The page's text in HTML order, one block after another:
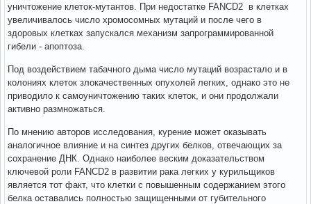
уничтожение клеток-мутантов. При недостатке FANCD2 в клетках
увеличивалось число хромосомных мутаций и после чего в
здоровых клетках запускался механизм запрограммированной
гибели - апоптоза.
Под воздействием табачного дыма число мутаций возрастало и в
колониях клеток злокачественных опухолей легких, однако это не
приводило к самоуничтожению таких клеток, и они продолжали
активно размножаться.
По мнению авторов исследования, курение может оказывать
аналогичное влияние и на синтез других белков, отвечающих за
сохранение ДНК. Однако наиболее веским доказательством
ключевой роли FANCD2 в развитии рака легких у курильщиков
является тот факт, что клетки с повышенным содержанием этого
белка оставались полностью защищенными от губительного